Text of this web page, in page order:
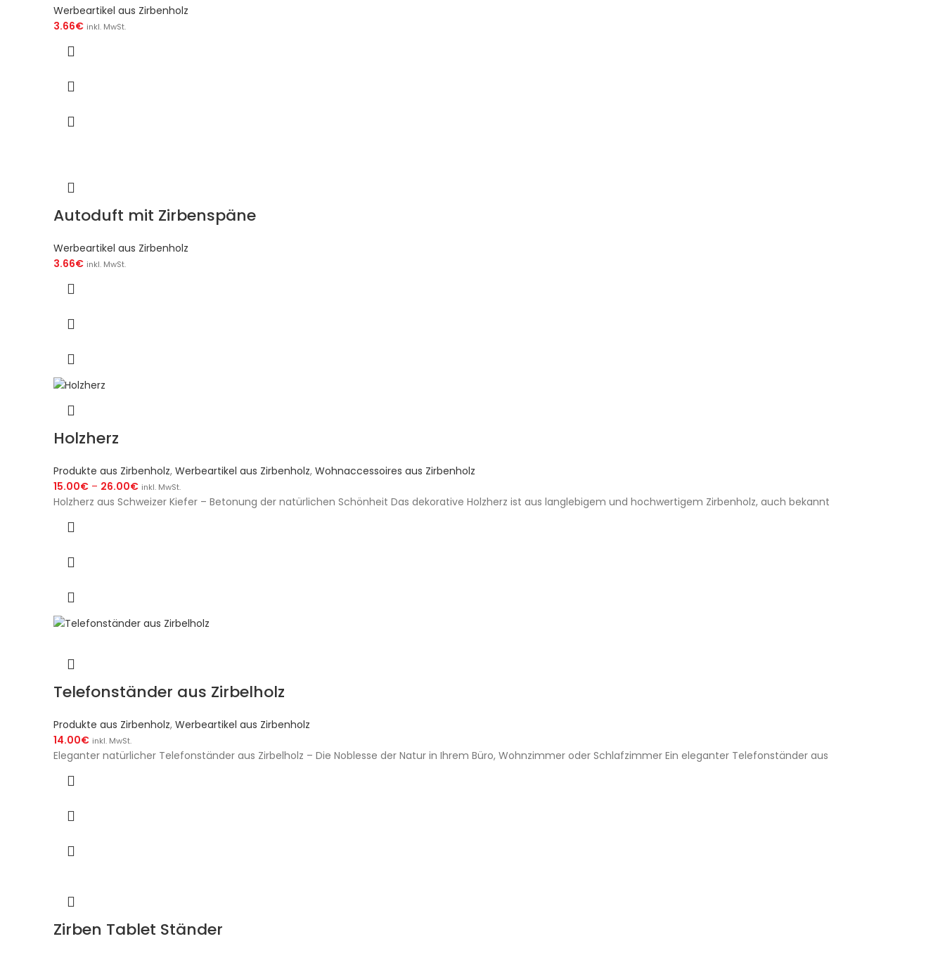
Werbeartikel aus Zirbenholz
3.66€ inkl. MwSt.
Autoduft mit Zirbenspäne
Werbeartikel aus Zirbenholz
3.66€ inkl. MwSt.
Holzherz
Produkte aus Zirbenholz, Werbeartikel aus Zirbenholz, Wohnaccessoires aus Zirbenholz
15.00€ – 26.00€ inkl. MwSt.
Holzherz aus Schweizer Kiefer – Betonung der natürlichen Schönheit Das dekorative Holzherz ist aus langlebigem und hochwertigem Zirbenholz, auch bekannt
Telefonständer aus Zirbelholz
Produkte aus Zirbenholz, Werbeartikel aus Zirbenholz
14.00€ inkl. MwSt.
Eleganter natürlicher Telefonständer aus Zirbelholz – Die Noblesse der Natur in Ihrem Büro, Wohnzimmer oder Schlafzimmer Ein eleganter Telefonständer aus
Zirben Tablet Ständer